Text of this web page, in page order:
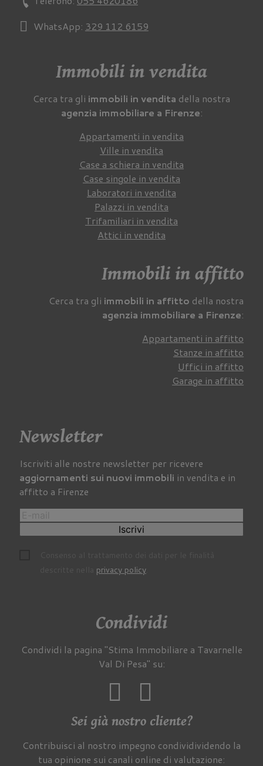
WhatsApp: 329 112 6159
Immobili in vendita
Cerca tra gli immobili in vendita della nostra
agenzia immobiliare a Firenze:
Appartamenti in vendita
Ville in vendita
Case a schiera in vendita
Case singole in vendita
Laboratori in vendita
Palazzi in vendita
Trifamiliari in vendita
Attici in vendita
Immobili in affitto
Cerca tra gli immobili in affitto della nostra
agenzia immobiliare a Firenze:
Appartamenti in affitto
Stanze in affitto
Uffici in affitto
Garage in affitto
Newsletter
Iscriviti alle nostre newsletter per ricevere
aggiornamenti sui nuovi immobili in vendita e in
affitto a Firenze
Iscrivi
privacy policy.
Condividi
Condividi la pagina "Stima Immobiliare a Tavarnelle
Val Di Pesa" su:
Sei già nostro cliente?
Contribuisci al nostro impegno condividividendo la
tua opinione sui canali online di valutazione: